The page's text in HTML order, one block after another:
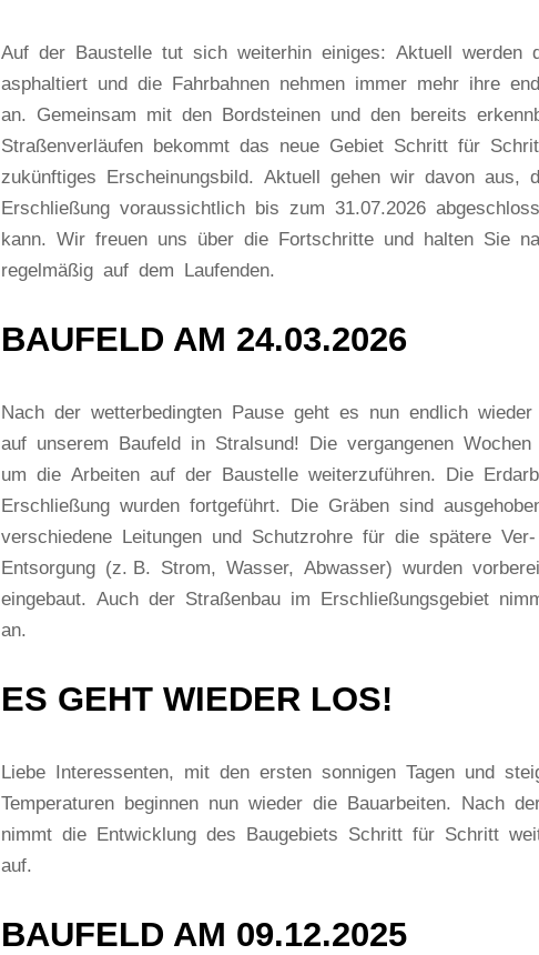
Auf der Baustelle tut sich weiterhin einiges: Aktuell werden
asphaltiert und die Fahrbahnen nehmen immer mehr ihre
an. Gemeinsam mit den Bordsteinen und den bereits
Straßenverläufen bekommt das neue Gebiet Schritt für
zukünftiges Erscheinungsbild. Aktuell gehen wir davon aus,
Erschließung voraussichtlich bis zum 31.07.2026
kann. Wir freuen uns über die Fortschritte und halten Sie
regelmäßig auf dem Laufenden.
BAUFELD AM 24.03.2026
Nach der wetterbedingten Pause geht es nun endlich
auf unserem Baufeld in Stralsund! Die vergangenen Wochen
um die Arbeiten auf der Baustelle weiterzuführen. Die
Erschließung wurden fortgeführt. Die Gräben sind
verschiedene Leitungen und Schutzrohre für die spätere
Entsorgung (z. B. Strom, Wasser, Abwasser) wurden
eingebaut. Auch der Straßenbau im Erschließungsgebiet
an.
ES GEHT WIEDER LOS!
Liebe Interessenten, mit den ersten sonnigen Tagen und
Temperaturen beginnen nun wieder die Bauarbeiten. Nach
nimmt die Entwicklung des Baugebiets Schritt für Schritt
auf.
BAUFELD AM 09.12.2025